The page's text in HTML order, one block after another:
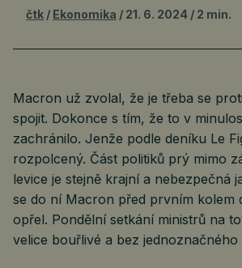
čtk Ekonomika 21. 6. 2024 2 min.
Macron už zvolal, že je třeba se
spojit. Dokonce s tím, že to v
zachránilo. Jenže podle deníku Le
rozpolcený. Část politiků prý mimo
levice je stejně krajní a nebezpečná
se do ní Macron před prvním kolem
opřel. Pondělní setkání ministrů na
velice bouřlivé a bez jednoznačného